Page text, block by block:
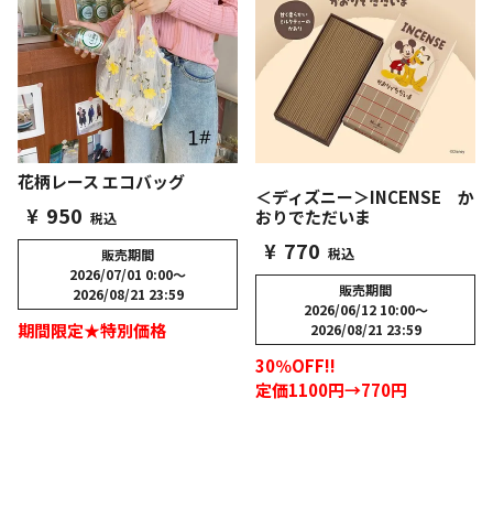
花柄レース エコバッグ
¥ 950 税込
販売期間
2026/07/01 0:00〜
2026/08/21 23:59
期間限定★特別価格
＜ディズニー＞INCENSE か
おりでただいま
¥ 770 税込
販売期間
2026/06/12 10:00〜
2026/08/21 23:59
30％OFF!!
定価1100円→770円